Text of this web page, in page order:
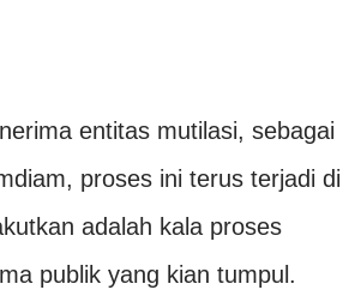
entitas mutilasi, sebagai
proses ini terus terjadi di
adalah kala proses
publik yang kian tumpul.